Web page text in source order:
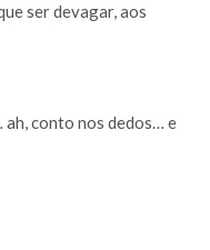
ser devagar, aos
ah, conto nos dedos… e